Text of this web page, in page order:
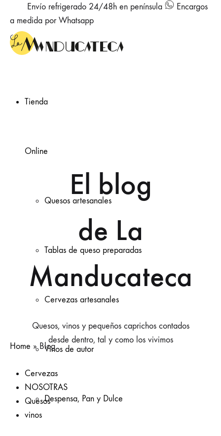
Envío refrigerado 24/48h en península
Encargos
a medida por Whatsapp
Tienda
Online
Quesos artesanales
Tablas de queso preparadas
Cervezas artesanales
Vinos de autor
Despensa, Pan y Dulce
El blog
de La
Manducateca
Quesos, vinos y pequeños caprichos contados
desde dentro, tal y como los vivimos
Home » Blog
Cervezas
NOSOTRAS
Quesos
vinos